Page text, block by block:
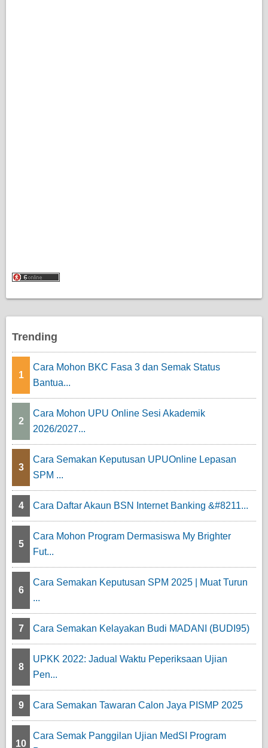
Trending
1
Cara Mohon BKC Fasa 3 dan Semak Status
Bantua...
2
Cara Mohon UPU Online Sesi Akademik
2026/2027...
3
Cara Semakan Keputusan UPUOnline Lepasan
SPM ...
4 Cara Daftar Akaun BSN Internet Banking &#8211...
5
Cara Mohon Program Dermasiswa My Brighter
Fut...
6
Cara Semakan Keputusan SPM 2025 | Muat Turun
...
7 Cara Semakan Kelayakan Budi MADANI (BUDI95)
8
UPKK 2022: Jadual Waktu Peperiksaan Ujian
Pen...
9 Cara Semakan Tawaran Calon Jaya PISMP 2025
10
Cara Semak Panggilan Ujian MedSI Program